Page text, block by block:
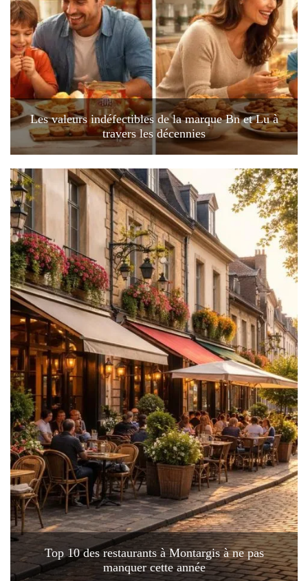
Les valeurs indéfectibles de la marque Bn et Lu à
travers les décennies
Top 10 des restaurants à Montargis à ne pas
manquer cette année